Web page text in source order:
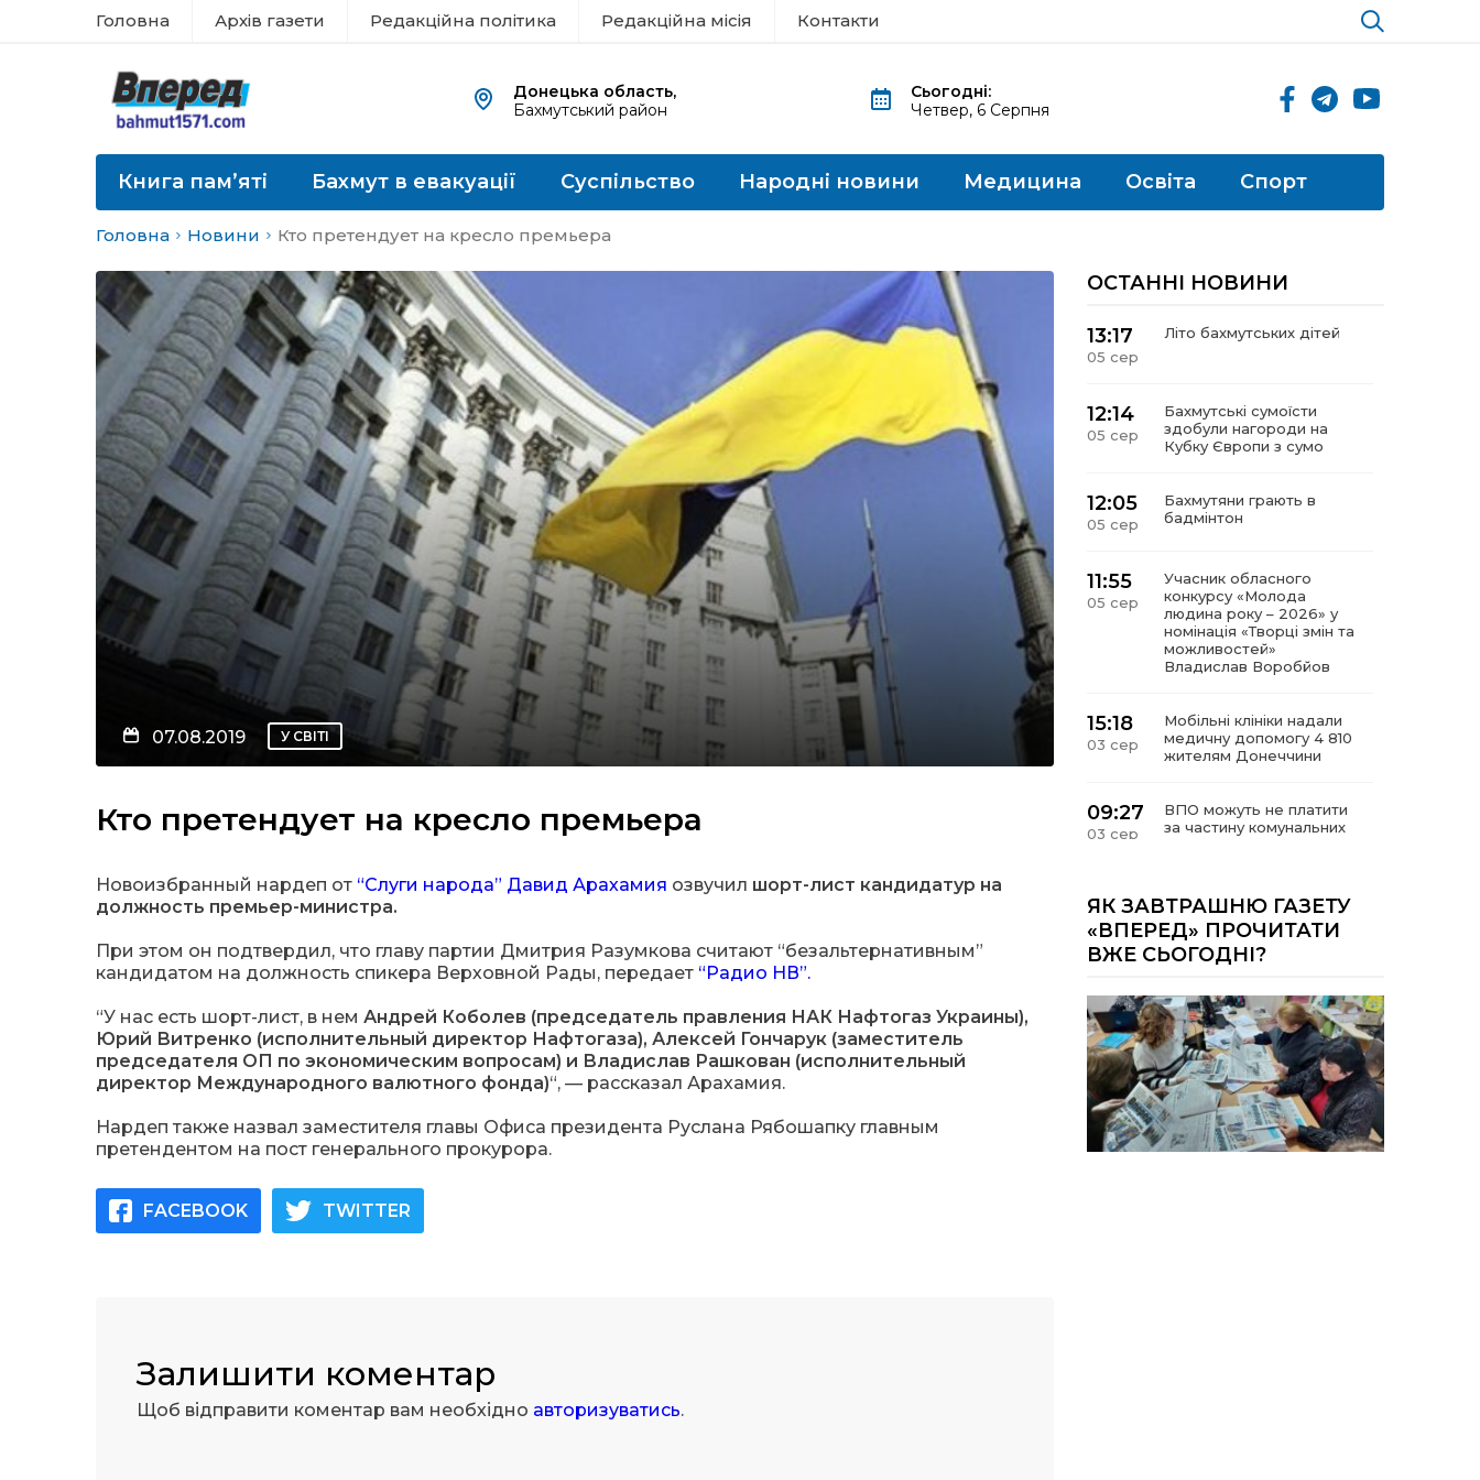
Головна Архів газети Редакційна політика Редакційна місія Контакти
Донецька область,
Бахмутський район
Сьогодні:
Четвер, 6 Серпня
Книга пам’яті Бахмут в евакуації Суспільство Народні новини Медицина Освіта Спорт
Головна Новини Кто претендует на кресло премьера
07.08.2019 У СВІТІ
Кто претендует на кресло премьера
Новоизбранный нардеп от “Слуги народа” Давид Арахамия озвучил шорт-лист кандидатур на
должность премьер-министра.
При этом он подтвердил, что главу партии Дмитрия Разумкова считают “безальтернативным”
кандидатом на должность спикера Верховной Рады, передает “Радио НВ”.
“У нас есть шорт-лист, в нем Андрей Коболев (председатель правления НАК Нафтогаз Украины),
Юрий Витренко (исполнительный директор Нафтогаза), Алексей Гончарук (заместитель
председателя ОП по экономическим вопросам) и Владислав Рашкован (исполнительный
директор Международного валютного фонда)“, — рассказал Арахамия.
Нардеп также назвал заместителя главы Офиса президента Руслана Рябошапку главным
претендентом на пост генерального прокурора.
FACEBOOK TWITTER
Залишити коментар
Щоб відправити коментар вам необхідно авторизуватись.
ОСТАННІ НОВИНИ
13:17
05 сер
Літо бахмутських дітей
12:14
05 сер
Бахмутські сумоїсти
здобули нагороди на
Кубку Європи з сумо
12:05
05 сер
Бахмутяни грають в
бадмінтон
11:55
05 сер
Учасник обласного
конкурсу «Молода
людина року – 2026» у
номінація «Творці змін та
можливостей»
Владислав Воробйов
15:18
03 сер
Мобільні клініки надали
медичну допомогу 4 810
жителям Донеччини
09:27
03 сер
ВПО можуть не платити
за частину комунальних
14:12
01 сер
Досі ВПО? Юристка
розповіла, коли
переселенці втрачають
виплати та статус
внутрішньо переміщеної
14:04
01 сер
Учасниця обласного
конкурсу «Молода
людина року – 2026» у
номінації «Пульс життя»
Аліна Кулик
ЯК ЗАВТРАШНЮ ГАЗЕТУ
«ВПЕРЕД» ПРОЧИТАТИ
ВЖЕ СЬОГОДНІ?